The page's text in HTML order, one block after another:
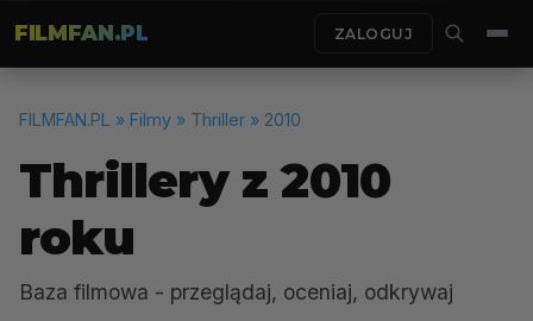
FILMFAN.PL ZALOGUJ
FILMFAN.PL » Filmy » Thriller » 2010
Thrillery z 2010
roku
Baza filmowa - przeglądaj, oceniaj, odkrywaj